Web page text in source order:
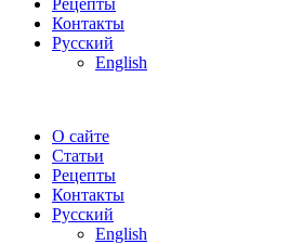
Рецепты
Контакты
Русский
English
О сайте
Статьи
Рецепты
Контакты
Русский
English